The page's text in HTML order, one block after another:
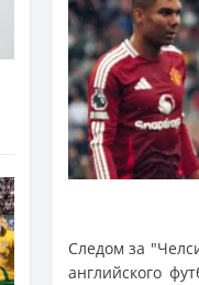
Следом за
английского